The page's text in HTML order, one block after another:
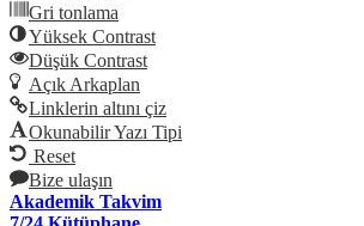
Gri tonlama
Yüksek Contrast
Düşük Contrast
Açık Arkaplan
Linklerin altını çiz
Okunabilir Yazı Tipi
Reset
Bize ulaşın
Akademik Takvim